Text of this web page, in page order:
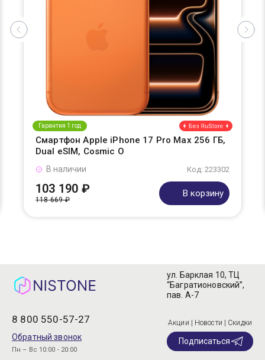
Гарантия 1 год
Смартфон Apple iPhone 17 Pro Max 256 ГБ,
Dual eSIM, Cosmic O
Код: 223302
В наличии
103 190 ₽
118 669 ₽
В корзину
8 800 550-57-27
Обратный звонок
Пн – Вс 10:00 - 20:00
ул. Барклая 10, ТЦ
“Багратионовский”,
пав. А-7
Акции | Новости | Скидки
Подписаться